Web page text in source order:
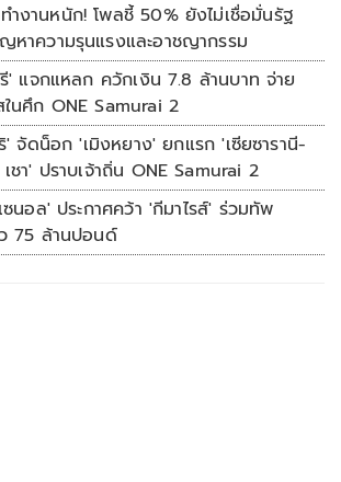
ำงานหนัก! โพลชี้ 50% ยังไม่เชื่อมั่นรัฐ
หาความรุนแรงและอาชญากรรม
' แจกแหลก ควักเงิน 7.8 ล้านบาท จ่าย
ในศึก ONE Samurai 2
' จัดน็อก 'เมิงหยาง' ยกแรก 'เซียซารานี-
ชา' ปราบเจ้าถิ่น ONE Samurai 2
ซนอล' ประกาศคว้า 'กีมาไรส์' ร่วมทัพ
75 ล้านปอนด์